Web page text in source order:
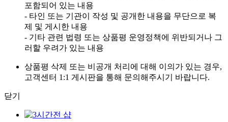
포함되어 있는 내용
- 타인 또는 기관이 작성 및 공개한 내용을 무단으로 복
제 및 게시한 내용
- 기타 관련 법령 또는 상품평 운영정책에 위반되거나 그
러할 우려가 있는 내용
상품평 삭제 또는 비공개 처리에 대해 이의가 있는 경우,
고객센터 1:1 게시판을 통해 문의해주시기 바랍니다.
닫기